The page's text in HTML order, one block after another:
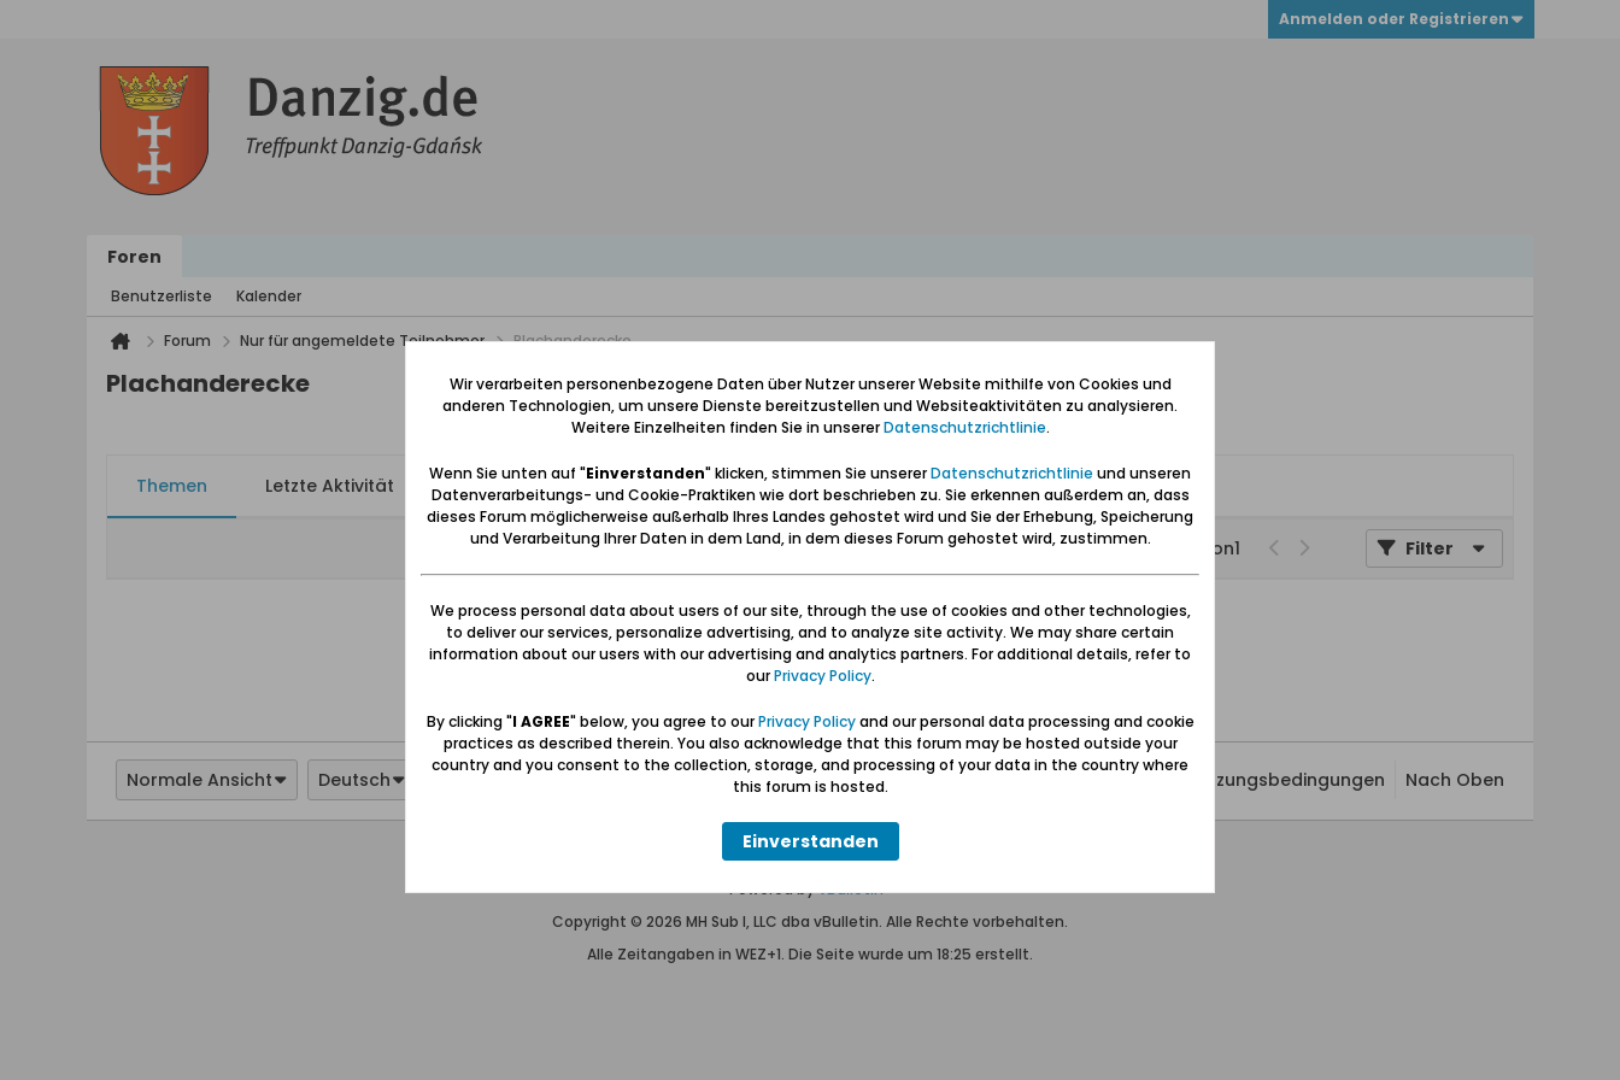
Anmelden oder Registrieren
Foren
Benutzerliste Kalender
Forum Nur für angemeldete Teilnehmer Plachanderecke
Plachanderecke
Themen Letzte Aktivität Meine Abonnements Bilder
Seite von1 Filter
Keine Themen gefunden oder du bist nicht registriert.
Nurregistrierte Benutzer können alles sehen.
Normale Ansicht Deutsch Hilfe Privatsphäre Nutzungsbedingungen Nach Oben
Wolfgang Naujocks MMXXVI
Powered byvBulletin®
Copyright © 2026 MH Sub I, LLC dba vBulletin. Alle Rechte vorbehalten.
Alle Zeitangaben in WEZ+1. Die Seite wurde um 18:25 erstellt.
Wir verarbeiten personenbezogene Daten über Nutzer unserer Website mithilfe von Cookies und
anderen Technologien, um unsere Dienste bereitzustellen und Websiteaktivitäten zu analysieren.
Weitere Einzelheiten finden Sie in unsererDatenschutzrichtlinie.
Wenn Sie unten auf "Einverstanden" klicken, stimmen Sie unsererDatenschutzrichtlinie und unseren
Datenverarbeitungs- und Cookie-Praktiken wie dort beschrieben zu. Sie erkennen außerdem an, dass
dieses Forum möglicherweise außerhalb Ihres Landes gehostet wird und Sie der Erhebung, Speicherung
und Verarbeitung Ihrer Daten in dem Land, in dem dieses Forum gehostet wird, zustimmen.
We process personal data about users of our site, through the use of cookies and other technologies,
to deliver our services, personalize advertising, and to analyze site activity. We may share certain
information about our users with our advertising and analytics partners. For additional details, refer to
ourPrivacy Policy.
By clicking "I AGREE" below, you agree to ourPrivacy Policyand our personal data processing and cookie
practices as described therein. You also acknowledge that this forum may be hosted outside your
country and you consent to the collection, storage, and processing of your data in the country where
this forum is hosted.
Einverstanden